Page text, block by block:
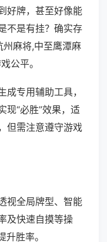
好牌，甚至好像能
不是有挂？确实存
麻将,中至鹰潭麻
公平。
成专用辅助工具，
现“必胜”效果，适
但需注意遵守游戏
视全局牌型、智能
及快速自摸等操
胜率。